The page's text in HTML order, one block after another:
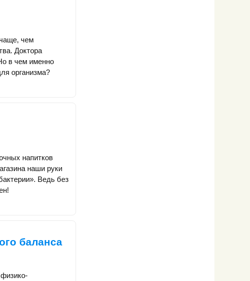
чем
Доктора
в чем именно
организма?
напитков
наши руки
Ведь без
баланса
физико-